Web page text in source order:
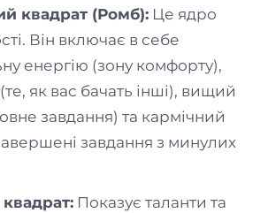
квадрат (Ромб):Це ядро
Він включає в себе
енергію (зону комфорту),
(те, як вас бачать інші), вищий
завдання) та кармічний
завдання з минулих
Показує таланти та